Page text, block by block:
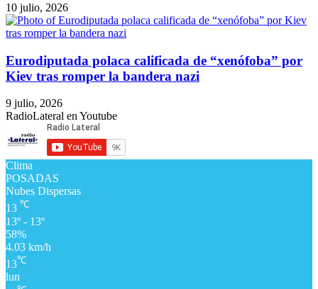
10 julio, 2026
Eurodiputada polaca calificada de “xenófoba” por
Kiev tras romper la bandera nazi
9 julio, 2026
RadioLateral en Youtube
Clima
POSADAS
Nubes Dispersas
13 ℃
13º - 13º
58%
4.03 km/h
13℃
lun